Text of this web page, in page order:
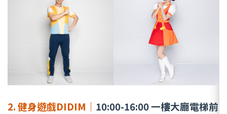
2. 健身遊戲DIDIM｜ 10:00-16:00 一樓大廳電梯前